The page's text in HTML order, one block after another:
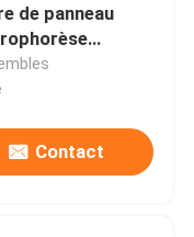
de panneau
cadre
Contact